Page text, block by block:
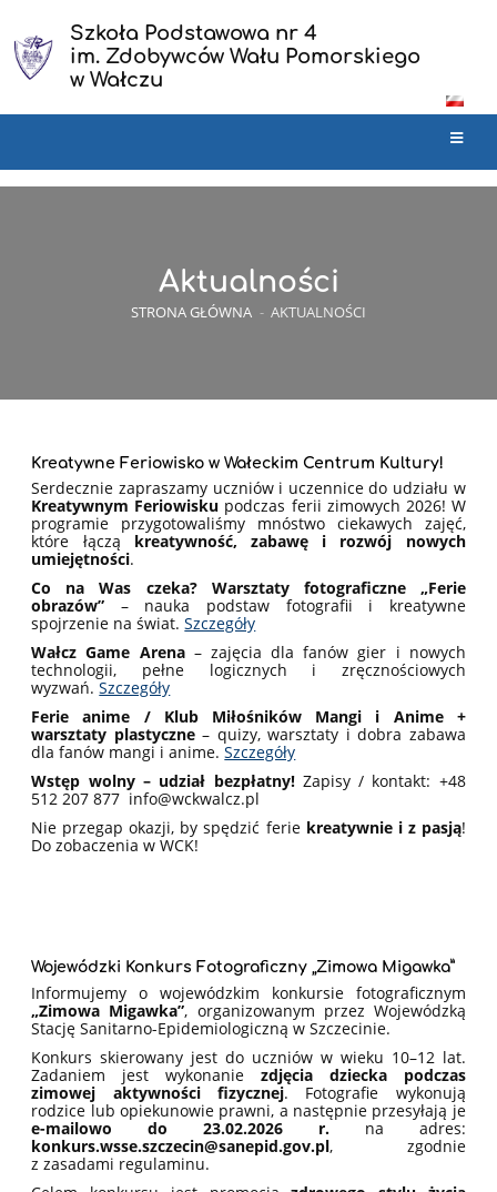
Szkoła Podstawowa nr 4
im. Zdobywców Wału Pomorskiego
w Wałczu
Aktualności
STRONA GŁÓWNA - AKTUALNOŚCI
Kreatywne Feriowisko w Wałeckim Centrum Kultury!
Serdecznie zapraszamy uczniów i uczennice do udziału w
Kreatywnym Feriowisku podczas ferii zimowych 2026! W
programie przygotowaliśmy mnóstwo ciekawych zajęć,
które łączą kreatywność, zabawę i rozwój nowych
umiejętności.
Co na Was czeka?
Warsztaty fotograficzne „Ferie
obrazów” – nauka podstaw fotografii i kreatywne
spojrzenie na świat.Szczegóły
Wałcz Game Arena– zajęcia dla fanów gier i nowych
technologii, pełne logicznych i zręcznościowych
wyzwań.Szczegóły
Ferie anime / Klub Miłośników Mangi i Anime +
warsztaty plastyczne– quizy, warsztaty i dobra zabawa
dla fanów mangi i anime.Szczegóły
Wstęp wolny – udział bezpłatny!Zapisy / kontakt: +48
512 207 877 info@wckwalcz.pl
Nie przegap okazji, by spędzić ferie kreatywnie i z pasją!
Do zobaczenia w WCK!
Wojewódzki Konkurs Fotograficzny „Zimowa Migawka”
Informujemy o wojewódzkim konkursie fotograficznym
„Zimowa Migawka”, organizowanym przez Wojewódzką
Stację Sanitarno-Epidemiologiczną w Szczecinie.
Konkurs skierowany jest do uczniów w wieku 10–12 lat.
Zadaniem jest wykonanie zdjęcia dziecka podczas
zimowej aktywności fizycznej. Fotografie wykonują
rodzice lub opiekunowie prawni, a następnie przesyłają je
e-mailowo do 23.02.2026 r.na adres:
konkurs.wsse.szczecin@sanepid.gov.pl, zgodnie
z zasadami regulaminu.